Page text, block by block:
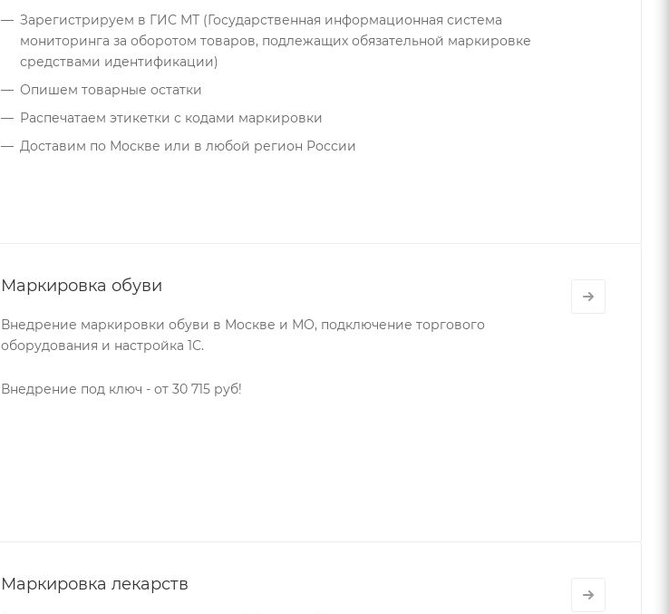
Зарегистрируем в ГИС МТ (Государственная информационная система
мониторинга за оборотом товаров, подлежащих обязательной маркировке
средствами идентификации)
Опишем товарные остатки
Распечатаем этикетки с кодами маркировки
Доставим по Москве или в любой регион России
Маркировка обуви
Внедрение маркировки обуви в Москве и МО, подключение торгового
оборудования и настройка 1С.
Внедрение под ключ - от 30 715 руб!
Маркировка лекарств